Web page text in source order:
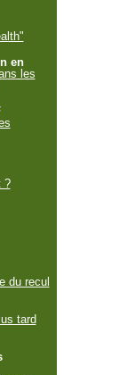
en
les
?
du recul
tard